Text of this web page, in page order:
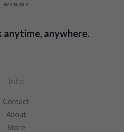
anytime, anywhere.
Info
Contact
About
Store